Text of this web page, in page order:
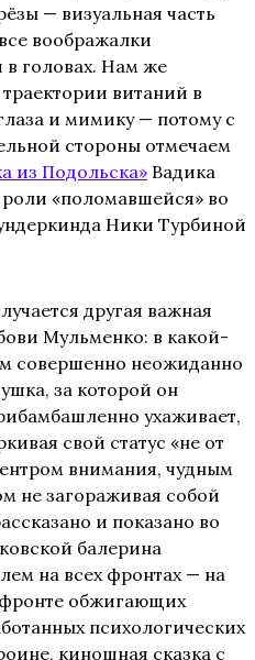
— визуальная часть
воображалки
в головах. Нам же
витаний в
и мимику — потому с
стороны отмечаем
из Подольска» Вадика
«поломавшейся» во
Ники Турбиной
другая важная
Мульменко: в какой-
совершенно неожиданно
за которой он
ухаживает,
свой статус «не от
внимания, чудным
не загораживая собой
и показано во
балерина
на всех фронтах — на
обжигающих
психологических
киношная сказка с